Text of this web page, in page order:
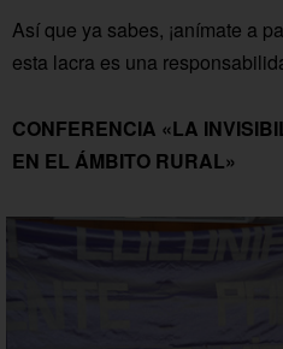
Así que ya sabes, ¡anímate a
esta lacra es una
CONFERENCIA «LA
EN EL ÁMBITO RURAL»